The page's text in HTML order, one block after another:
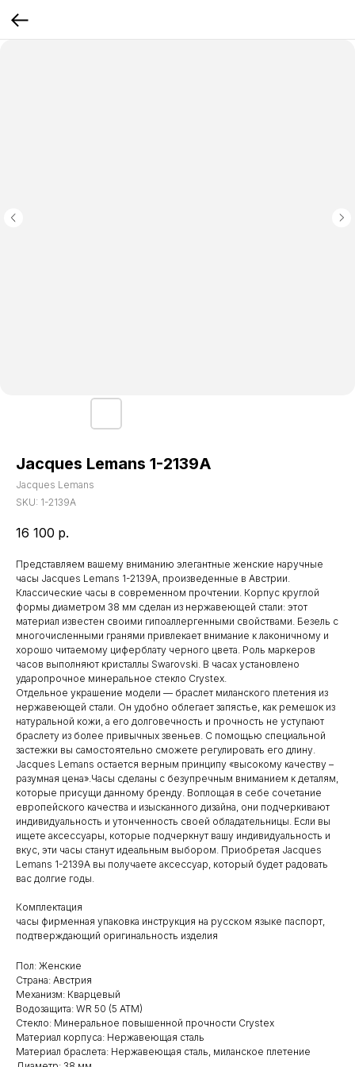
Jacques Lemans 1-2139A
Jacques Lemans
SKU: 1-2139A
16 100 р.
Представляем вашему вниманию элегантные женские наручные
часы Jacques Lemans 1-2139A, произведенные в Австрии.
Классические часы в современном прочтении. Корпус круглой
формы диаметром 38 мм сделан из нержавеющей стали: этот
материал известен своими гипоаллергенными свойствами. Безель с
многочисленными гранями привлекает внимание к лаконичному и
хорошо читаемому циферблату черного цвета. Роль маркеров
часов выполняют кристаллы Swarovski. В часах установлено
ударопрочное минеральное стекло Crystex.
Отдельное украшение модели — браслет миланского плетения из
нержавеющей стали. Он удобно облегает запястье, как ремешок из
натуральной кожи, а его долговечность и прочность не уступают
браслету из более привычных звеньев. С помощью специальной
застежки вы самостоятельно сможете регулировать его длину.
Jacques Lemans остается верным принципу «высокому качеству –
разумная цена».Часы сделаны с безупречным вниманием к деталям,
которые присущи данному бренду. Воплощая в себе сочетание
европейского качества и изысканного дизайна, они подчеркивают
индивидуальность и утонченность своей обладательницы. Если вы
ищете аксессуары, которые подчеркнут вашу индивидуальность и
вкус, эти часы станут идеальным выбором. Приобретая Jacques
Lemans 1-2139A вы получаете аксессуар, который будет радовать
вас долгие годы.
Комплектация
часы фирменная упаковка инструкция на русском языке паспорт,
подтверждающий оригинальность изделия
Пол: Женские
Страна: Австрия
Механизм: Кварцевый
Водозащита: WR 50 (5 ATM)
Стекло: Минеральное повышенной прочности Crystex
Материал корпуса: Нержавеющая сталь
Материал браслета: Нержавеющая сталь, миланское плетение